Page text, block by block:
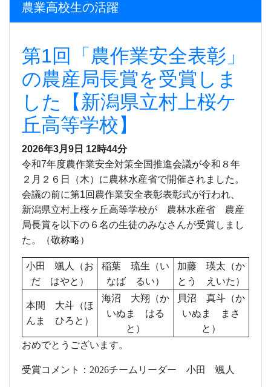
農業高校生の活躍
第1回「農作業安全表彰」
の農産局長賞を受賞しま
した【新潟県立村上桜ケ
丘高等学校】
2026年3月9日 12時44分
令和7年度農作業安全対策全国推進会議が令和８年
２月２６日（木）に農林水産省で開催されました。
会議の前に第1回農作業安全表彰表彰式が行われ、
新潟県立村上桜ヶ丘高等学校が 農林水産省 農産
局長賞を以下の６名の生徒のみなさんが受賞しまし
た。（敬称略）
小田 颯人（お
だ はやと）
稲葉 琉生（い
なば るい）
加藤 瑛太（か
とう えいた）
本間 大斗（ほ
んま ひろと）
海沼 大翔（か
いぬま はる
と）
貝沼 真斗（か
いぬま まさ
と）
おめでとうございます。
受賞コメント： 2026チームリーダー 小田 颯人